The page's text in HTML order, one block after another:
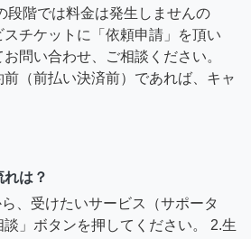
段階では料金は発生しませんの
チケットに「依頼申請」を頂い
問い合わせ、ご相談ください。
（前払い決済前）であれば、キャ
は？
、受けたいサービス（サポータ
」ボタンを押してください。 2.生